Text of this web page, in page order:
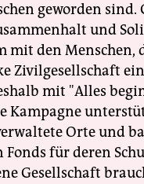
geworden sind.
und
mit den Menschen,
Zivilgesellschaft
mit "Alles
Kampagne
Orte und
Fonds für deren
Gesellschaft